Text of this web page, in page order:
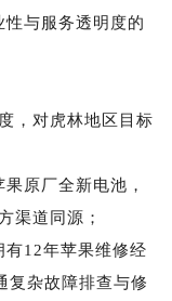
与服务透明度的
，对虎林地区目标
原厂全新电池，
渠道同源；
12年苹果维修经
复杂故障排查与修